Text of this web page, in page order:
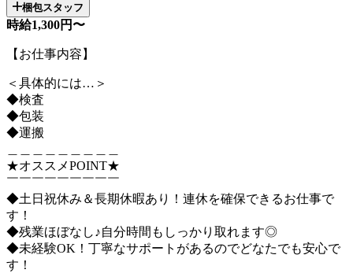
梱包スタッフ
時給1,300円〜
【お仕事内容】
＜具体的には…＞
◆検査
◆包装
◆運搬
★オススメPOINT★
￣￣￣￣￣￣￣￣￣
◆土日祝休み＆長期休暇あり！連休を確保できるお仕事で
す！
◆残業ほぼなし♪自分時間もしっかり取れます◎
◆未経験OK！丁寧なサポートがあるのでどなたでも安心で
す！